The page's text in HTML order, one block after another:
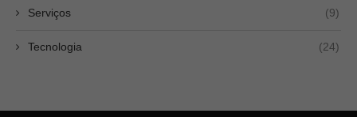
Serviços (9)
Tecnologia (24)